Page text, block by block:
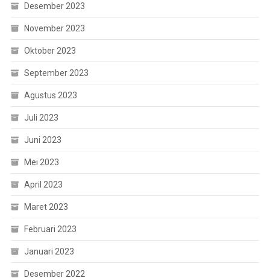
Desember 2023
November 2023
Oktober 2023
September 2023
Agustus 2023
Juli 2023
Juni 2023
Mei 2023
April 2023
Maret 2023
Februari 2023
Januari 2023
Desember 2022